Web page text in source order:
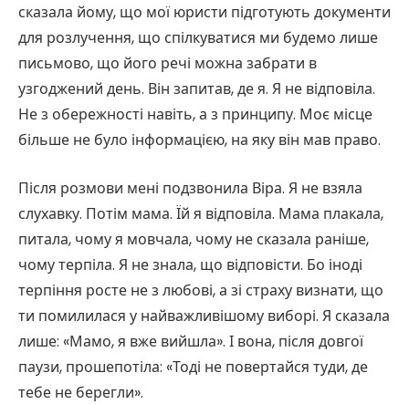
сказала йому, що мої юристи підготують документи
для розлучення, що спілкуватися ми будемо лише
письмово, що його речі можна забрати в
узгоджений день. Він запитав, де я. Я не відповіла.
Не з обережності навіть, а з принципу. Моє місце
більше не було інформацією, на яку він мав право.
Після розмови мені подзвонила Віра. Я не взяла
слухавку. Потім мама. Їй я відповіла. Мама плакала,
питала, чому я мовчала, чому не сказала раніше,
чому терпіла. Я не знала, що відповісти. Бо іноді
терпіння росте не з любові, а зі страху визнати, що
ти помилилася у найважливішому виборі. Я сказала
лише: «Мамо, я вже вийшла». І вона, після довгої
паузи, прошепотіла: «Тоді не повертайся туди, де
тебе не берегли».